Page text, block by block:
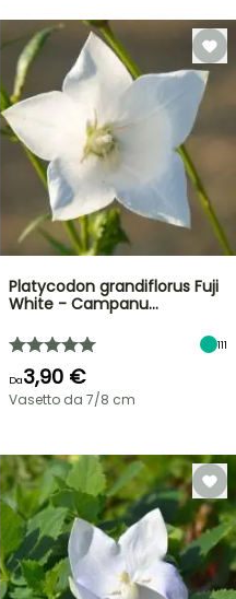
BULBI
Platycodon grandiflorus Fuji
White - Campanu…
111
Da3,90 €
Vasetto da 7/8 cm